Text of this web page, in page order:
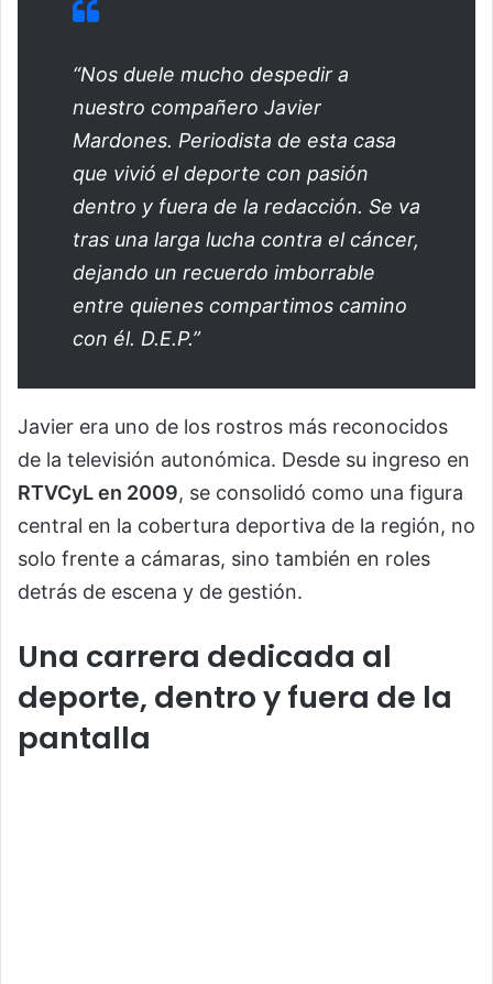
“Nos duele mucho despedir a
nuestro compañero Javier
Mardones. Periodista de esta casa
que vivió el deporte con pasión
dentro y fuera de la redacción. Se va
tras una larga lucha contra el cáncer,
dejando un recuerdo imborrable
entre quienes compartimos camino
con él. D.E.P.”
Javier era uno de los rostros más reconocidos
de la televisión autonómica. Desde su ingreso en
RTVCyL en 2009, se consolidó como una figura
central en la cobertura deportiva de la región, no
solo frente a cámaras, sino también en roles
detrás de escena y de gestión.
Una carrera dedicada al
deporte, dentro y fuera de la
pantalla